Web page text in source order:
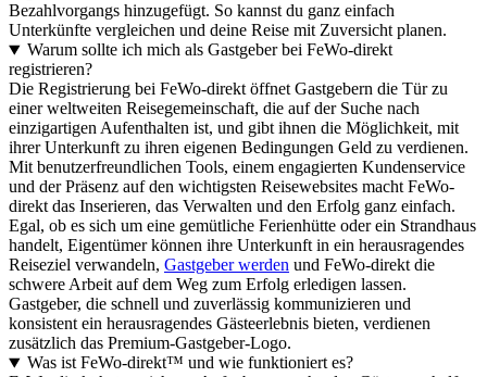
Bezahlvorgangs hinzugefügt. So kannst du ganz einfach
Unterkünfte vergleichen und deine Reise mit Zuversicht planen.
Warum sollte ich mich als Gastgeber bei FeWo-direkt
registrieren?
Die Registrierung bei FeWo-direkt öffnet Gastgebern die Tür zu
einer weltweiten Reisegemeinschaft, die auf der Suche nach
einzigartigen Aufenthalten ist, und gibt ihnen die Möglichkeit, mit
ihrer Unterkunft zu ihren eigenen Bedingungen Geld zu verdienen.
Mit benutzerfreundlichen Tools, einem engagierten Kundenservice
und der Präsenz auf den wichtigsten Reisewebsites macht FeWo-
direkt das Inserieren, das Verwalten und den Erfolg ganz einfach.
Egal, ob es sich um eine gemütliche Ferienhütte oder ein Strandhaus
handelt, Eigentümer können ihre Unterkunft in ein herausragendes
Reiseziel verwandeln, Gastgeber werden und FeWo-direkt die
schwere Arbeit auf dem Weg zum Erfolg erledigen lassen.
Gastgeber, die schnell und zuverlässig kommunizieren und
konsistent ein herausragendes Gästeerlebnis bieten, verdienen
zusätzlich das Premium-Gastgeber-Logo.
Was ist FeWo-direkt™ und wie funktioniert es?